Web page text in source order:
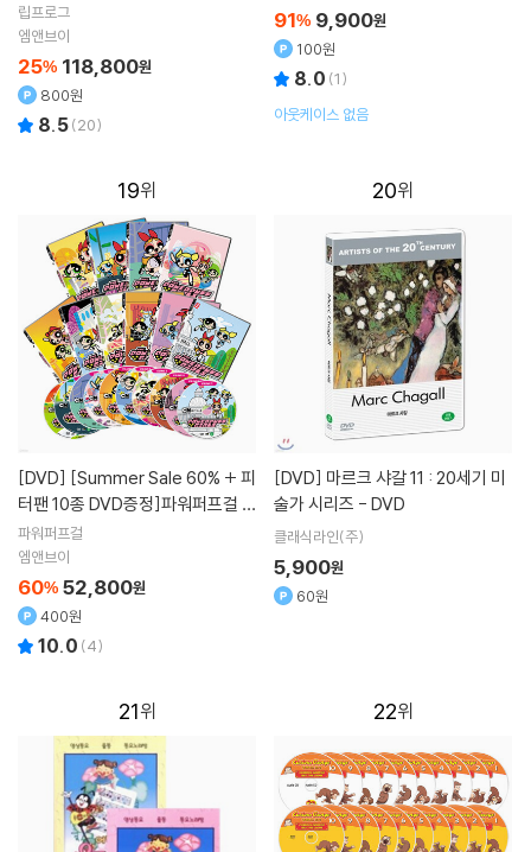
립프로그
엠앤브이
25% 118,800원
800원
8.5(20)
91% 9,900원
100원
8.0 (1)
아웃케이스 없음
19
[DVD]
터팬 10종 DVD증정]파워퍼프걸 T
he Powerpuff Girls 10종세트
파워퍼프걸
엠앤브이
60% 52,800원
400원
10.0 (4)
20
[DVD]
술가 시리즈 - DVD
클래식라인(주)
5,900원
60원
21 22